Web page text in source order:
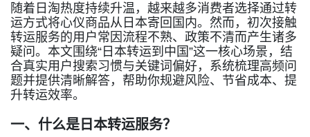
随着日淘热度持续升温，越来越多消费者选择通过转
运方式将心仪商品从日本寄回国内。然而，初次接触
转运服务的用户常因流程不熟、政策不清而产生诸多
疑问。本文围绕“ 日本转运到中国”这一核心场景，结
合真实用户搜索习惯与关键词偏好，系统梳理高频问
题并提供清晰解答，帮助你规避风险、节省成本、提
升转运效率。
一、什么是日本转运服务？